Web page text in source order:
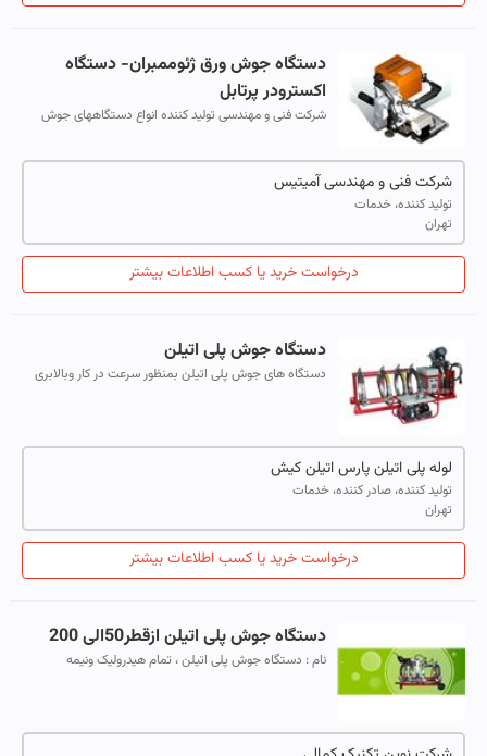
دستگاه جوش ورق ژئوممبران- دستگاه
اکسترودر پرتابل
شرکت فنی و مهندسی تولید کننده انواع دستگاههای جوش
شرکت فنی و مهندسی آمیتیس
تولید کننده، خدمات
تهران
درخواست خرید یا کسب اطلاعات بیشتر
دستگاه جوش پلی اتیلن
دستگاه های جوش پلی اتیلن بمنظور سرعت در کار وبالابری
لوله پلی اتیلن پارس اتیلن کیش
تولید کننده، صادر کننده، خدمات
تهران
درخواست خرید یا کسب اطلاعات بیشتر
دستگاه جوش پلی اتیلن ازقطر50الی 200
نام : دستگاه جوش پلی اتیلن ، تمام هیدرولیک ونیمه